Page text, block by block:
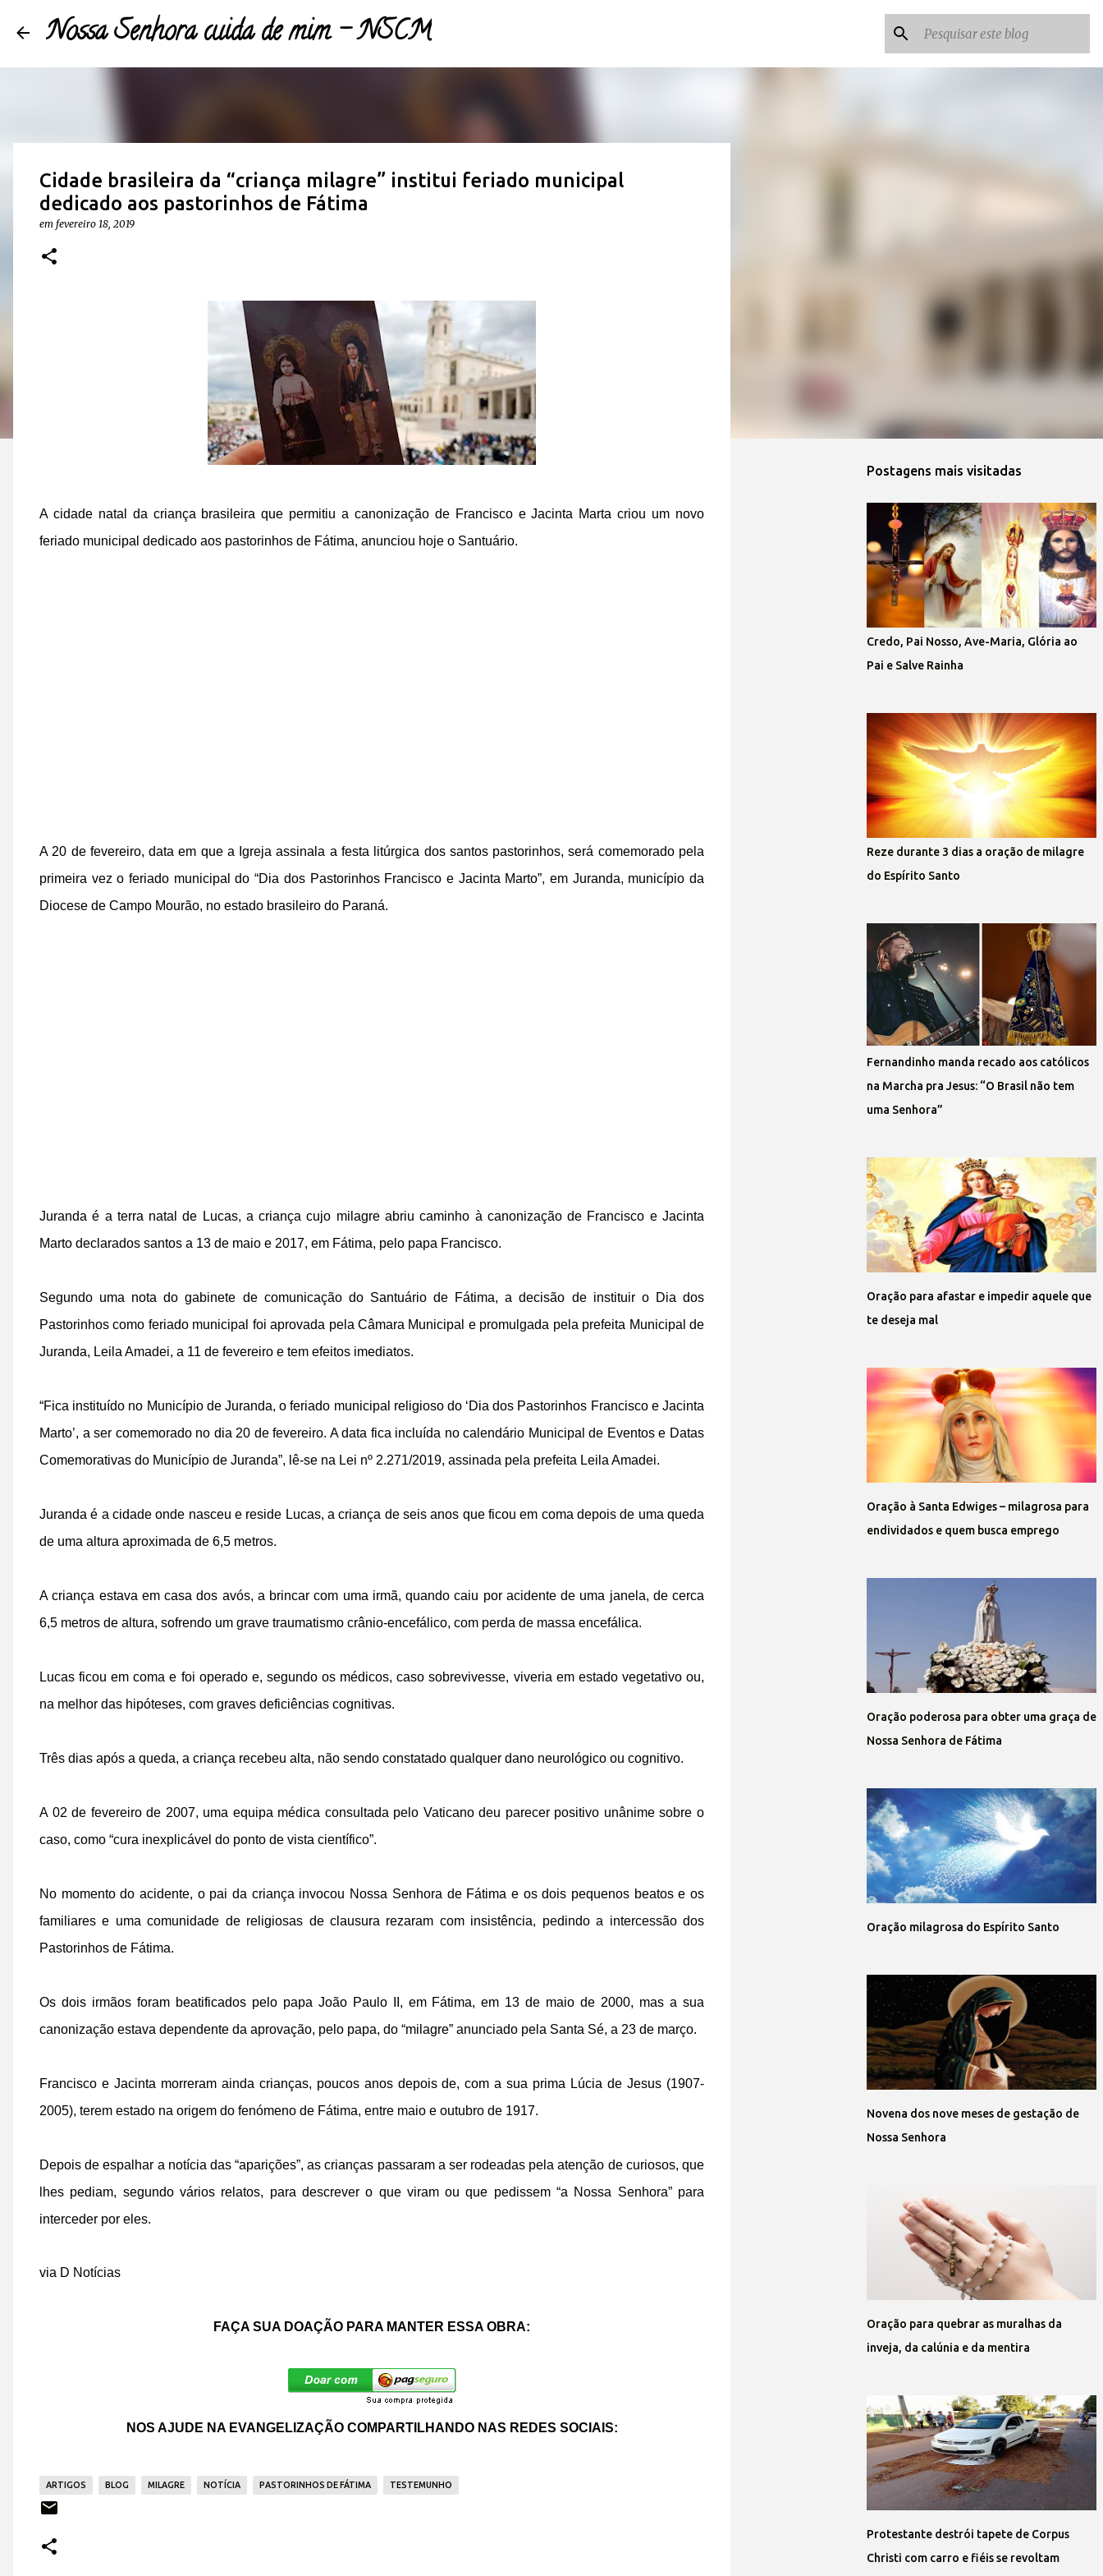
Nossa Senhora cuida de mim - NSCM
Cidade brasileira da “criança milagre” institui feriado municipal
dedicado aos pastorinhos de Fátima
em fevereiro 18, 2019
A cidade natal da criança brasileira que permitiu a canonização de Francisco e Jacinta Marta criou um novo
feriado municipal dedicado aos pastorinhos de Fátima, anunciou hoje o Santuário.
A 20 de fevereiro, data em que a Igreja assinala a festa litúrgica dos santos pastorinhos, será comemorado pela
primeira vez o feriado municipal do “Dia dos Pastorinhos Francisco e Jacinta Marto”, em Juranda, município da
Diocese de Campo Mourão, no estado brasileiro do Paraná.
Juranda é a terra natal de Lucas, a criança cujo milagre abriu caminho à canonização de Francisco e Jacinta
Marto declarados santos a 13 de maio e 2017, em Fátima, pelo papa Francisco.
Segundo uma nota do gabinete de comunicação do Santuário de Fátima, a decisão de instituir o Dia dos
Pastorinhos como feriado municipal foi aprovada pela Câmara Municipal e promulgada pela prefeita Municipal de
Juranda, Leila Amadei, a 11 de fevereiro e tem efeitos imediatos.
“Fica instituído no Município de Juranda, o feriado municipal religioso do ‘Dia dos Pastorinhos Francisco e Jacinta
Marto’, a ser comemorado no dia 20 de fevereiro. A data fica incluída no calendário Municipal de Eventos e Datas
Comemorativas do Município de Juranda”, lê-se na Lei nº 2.271/2019, assinada pela prefeita Leila Amadei.
Juranda é a cidade onde nasceu e reside Lucas, a criança de seis anos que ficou em coma depois de uma queda
de uma altura aproximada de 6,5 metros.
A criança estava em casa dos avós, a brincar com uma irmã, quando caiu por acidente de uma janela, de cerca
6,5 metros de altura, sofrendo um grave traumatismo crânio-encefálico, com perda de massa encefálica.
Lucas ficou em coma e foi operado e, segundo os médicos, caso sobrevivesse, viveria em estado vegetativo ou,
na melhor das hipóteses, com graves deficiências cognitivas.
Três dias após a queda, a criança recebeu alta, não sendo constatado qualquer dano neurológico ou cognitivo.
A 02 de fevereiro de 2007, uma equipa médica consultada pelo Vaticano deu parecer positivo unânime sobre o
caso, como “cura inexplicável do ponto de vista científico”.
No momento do acidente, o pai da criança invocou Nossa Senhora de Fátima e os dois pequenos beatos e os
familiares e uma comunidade de religiosas de clausura rezaram com insistência, pedindo a intercessão dos
Pastorinhos de Fátima.
Os dois irmãos foram beatificados pelo papa João Paulo II, em Fátima, em 13 de maio de 2000, mas a sua
canonização estava dependente da aprovação, pelo papa, do “milagre” anunciado pela Santa Sé, a 23 de março.
Francisco e Jacinta morreram ainda crianças, poucos anos depois de, com a sua prima Lúcia de Jesus (1907-
2005), terem estado na origem do fenómeno de Fátima, entre maio e outubro de 1917.
Depois de espalhar a notícia das “aparições”, as crianças passaram a ser rodeadas pela atenção de curiosos, que
lhes pediam, segundo vários relatos, para descrever o que viram ou que pedissem “a Nossa Senhora” para
interceder por eles.
via D Notícias
FAÇA SUA DOAÇÃO PARA MANTER ESSA OBRA:
NOS AJUDE NA EVANGELIZAÇÃO COMPARTILHANDO NAS REDES SOCIAIS:
ARTIGOS BLOG MILAGRE NOTÍCIA PASTORINHOS DE FÁTIMA TESTEMUNHO
Postagens mais visitadas
Credo, Pai Nosso, Ave-Maria, Glória ao
Pai e Salve Rainha
Reze durante 3 dias a oração de milagre
do Espírito Santo
Fernandinho manda recado aos católicos
na Marcha pra Jesus: “O Brasil não tem
uma Senhora”
Oração para afastar e impedir aquele que
te deseja mal
Oração à Santa Edwiges – milagrosa para
endividados e quem busca emprego
Oração poderosa para obter uma graça de
Nossa Senhora de Fátima
Oração milagrosa do Espírito Santo
Novena dos nove meses de gestação de
Nossa Senhora
Oração para quebrar as muralhas da
inveja, da calúnia e da mentira
Protestante destrói tapete de Corpus
Christi com carro e fiéis se revoltam